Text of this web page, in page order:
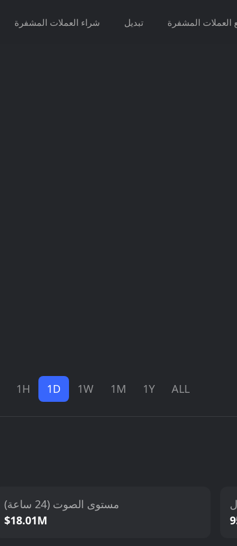
شراء العملات المشفرة تبديل العملات المشفرة
1H 1D 1W 1M 1Y ALL
مستوى الصوت (24 ساعة)
$18.01M